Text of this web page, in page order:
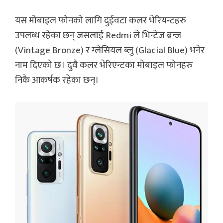
यस मोबाइल फोनको लागि दुईवटा कलर भेरियन्टहरु
उपलब्ध रहेका छन् जसलाई Redmi ले भिन्टेज ब्रन्ज
(Vintage Bronze) र ग्लेसियल ब्लु (Glacial Blue) भनेर
नाम दिएको छ। दुवै कलर भेरिएन्टका मोबाइल फोनहरु
निकै आकर्षक रहेका छन्।